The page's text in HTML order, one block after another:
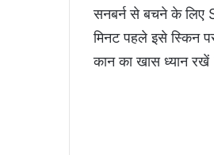
सनबर्न से बचने के लिए
मिनट पहले इसे स्किन
कान का खास ध्यान